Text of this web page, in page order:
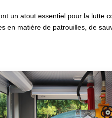
un atout essentiel pour la lutte
en matière de patrouilles, de